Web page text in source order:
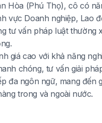
Hòa (Phú Thọ), cô có
vực Doanh nghiệp, Lao
tư vấn pháp luật thường
giá cao với khả năng
chóng, tư vấn giải
đa ngôn ngữ, mang đến
trong và ngoài nước.